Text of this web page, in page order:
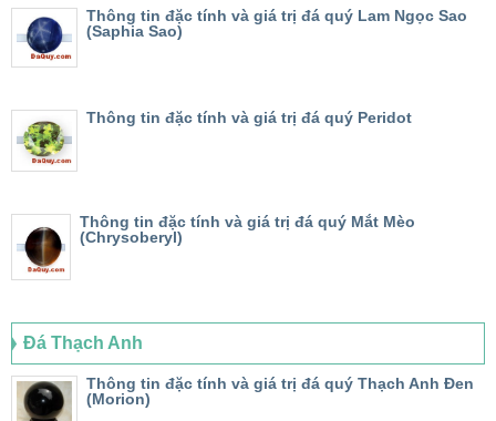
Thông tin đặc tính và giá trị đá quý Lam Ngọc Sao
(Saphia Sao)
Thông tin đặc tính và giá trị đá quý Peridot
Thông tin đặc tính và giá trị đá quý Mắt Mèo
(Chrysoberyl)
Đá Thạch Anh
Thông tin đặc tính và giá trị đá quý Thạch Anh Đen
(Morion)